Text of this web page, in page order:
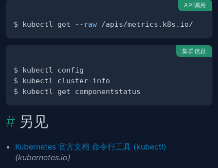
API调用
$ kubectl get --raw
集群信息
另见
Kubernetes 官方文档 命令行工具 (kubectl)
(kubernetes.io)